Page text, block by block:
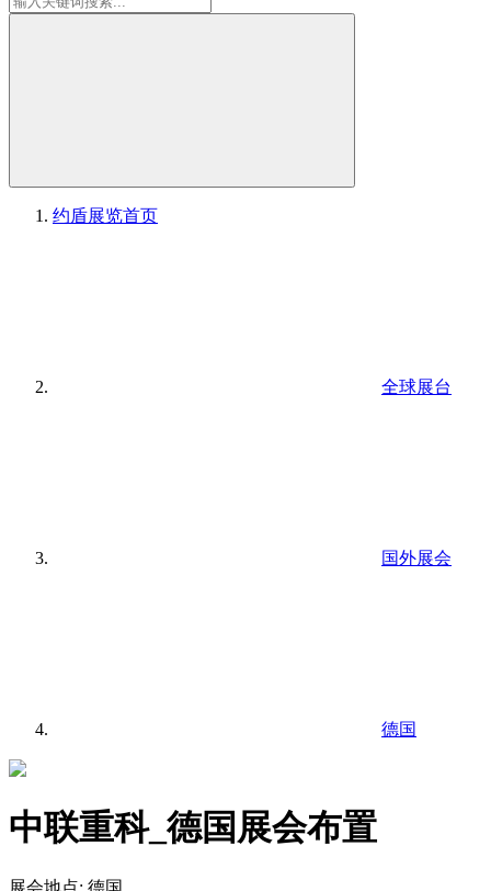
约盾展览首页
全球展台
国外展会
德国
中联重科_德国展会布置
展会地点: 德国